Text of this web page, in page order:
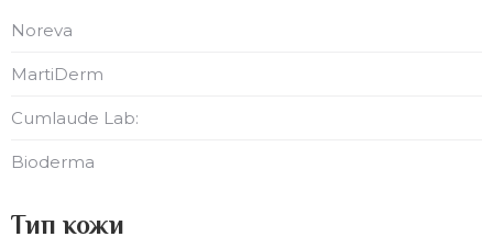
Noreva
MartiDerm
Cumlaude Lab:
Bioderma
Тип кожи